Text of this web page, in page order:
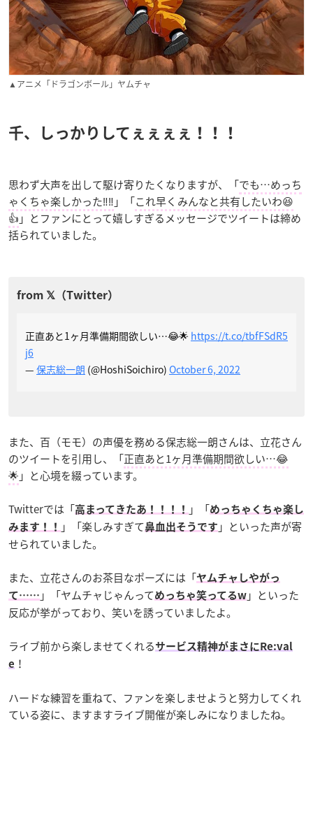
▲アニメ「ドラゴンボール」ヤムチャ
千、しっかりしてぇぇぇぇ！！！
思わず大声を出して駆け寄りたくなりますが、「でも…めっち
ゃくちゃ楽しかった‼️‼️ 」「これ早くみんなと共有したいわ😆
👍 」とファンにとって嬉しすぎるメッセージでツイートは締め
括られていました。
正直あと1ヶ月準備期間欲しい…😂🌟 https://t.co/tbfFSdR5
j6
— 保志総一朗 (@HoshiSoichiro) October 6, 2022
また、百（モモ）の声優を務める保志総一朗さんは、立花さん
のツイートを引用し、「正直あと1ヶ月準備期間欲しい…😂
🌟 」と心境を綴っています。
Twitterでは「高まってきたあ！！！！ 」「めっちゃくちゃ楽し
みます！！
」「楽しみすぎて鼻血出そうです 」といった声が寄
せられていました。
また、立花さんのお茶目なポーズには「ヤムチャしやがっ
て…… 」「ヤムチャじゃんってめっちゃ笑ってるw 」といった
反応が挙がっており、笑いを誘っていましたよ。
ライブ前から楽しませてくれる サービス精神がまさにRe:val
e ！
ハードな練習を重ねて、ファンを楽しませようと努力してくれ
ている姿に、ますますライブ開催が楽しみになりましたね。